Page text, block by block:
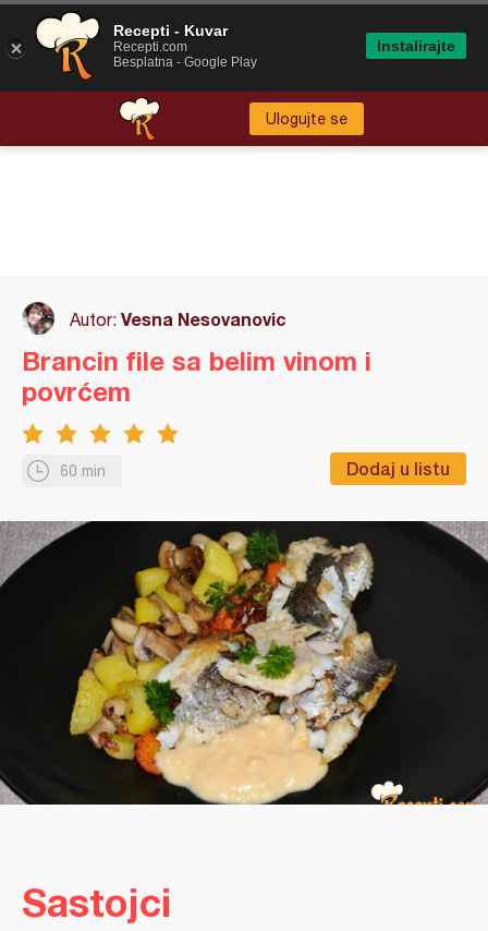
Ulogujte se
Autor: Vesna Nesovanovic
60 min Dodaj u listu
Brancin file sa belim vinom i
povrćem
Sastojci
Recepti - Kuvar
Recepti.com
Besplatna - Google Play
Instalirajte